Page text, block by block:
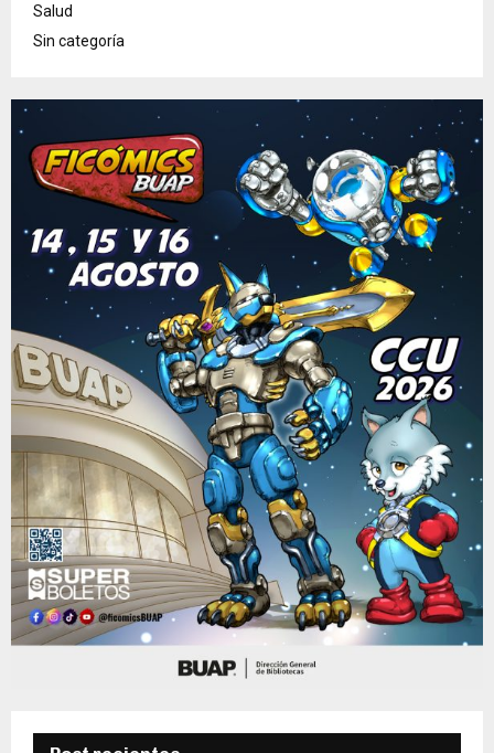
Salud
Sin categoría